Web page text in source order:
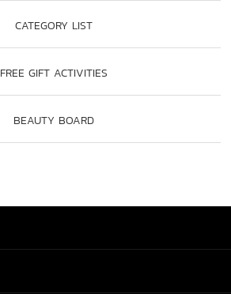
CATEGORY LIST
FREE GIFT ACTIVITIES
BEAUTY BOARD